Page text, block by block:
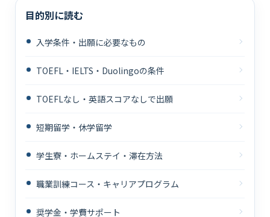
目的別に読む
入学条件・出願に必要なもの
TOEFL・IELTS・Duolingoの条件
TOEFLなし・英語スコアなしで出願
短期留学・休学留学
学生寮・ホームステイ・滞在方法
職業訓練コース・キャリアプログラム
奨学金・学費サポート